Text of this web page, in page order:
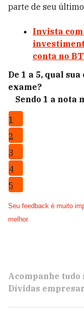
parte de seu
Invista com
conta no
De 1 a 5, qual
exame?
Sendo 1 a nota
1
2
3
4
5
Seu feedback é muito
melhor.
Acompanhe tudo
Dívidas